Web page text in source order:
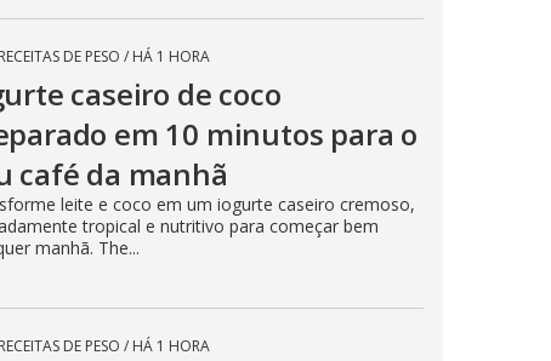
RECEITAS DE PESO / HÁ 1 HORA
caseiro de coco
em 10 minutos para o
café da manhã
leite e coco em um iogurte caseiro cremoso,
tropical e nutritivo para começar bem
manhã. The...
RECEITAS DE PESO / HÁ 1 HORA